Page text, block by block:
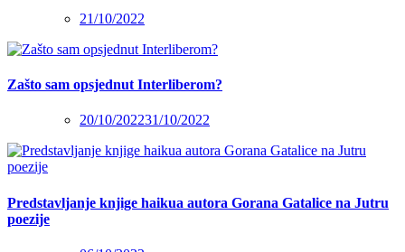
21/10/2022
Zašto sam opsjednut Interliberom?
20/10/202231/10/2022
Predstavljanje knjige haikua autora Gorana Gatalice na Jutru
poezije